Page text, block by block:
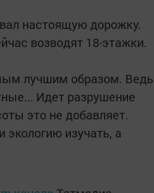
настоящую дорожку.
возводят 18-этажки.
лучшим образом. Ведь
Идет разрушение
это не добавляет.
изучать, а